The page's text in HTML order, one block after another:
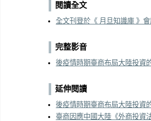
閱讀全文
全文刊登於《 月旦知識庫 》
完整影音
後疫情時期臺商布局大陸投資
延伸閱讀
後疫情時期臺商布局大陸投資
臺商因應中國大陸《外商投資